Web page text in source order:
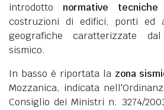
introdotto normative tecniche
costruzioni di edifici, ponti ed
geografiche caratterizzate
sismico.
In basso è riportata la zona
Mozzanica, indicata
Consiglio dei Ministri n. 3274/